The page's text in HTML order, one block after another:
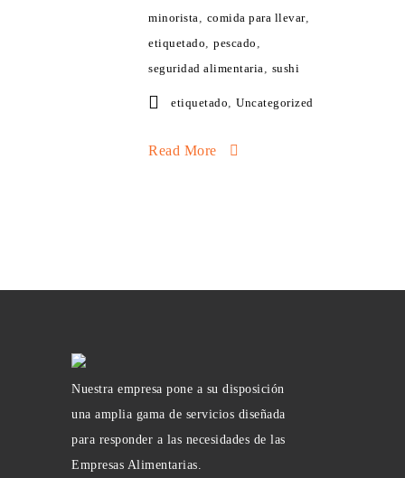
minorista, comida para llevar,
etiquetado, pescado ,
seguridad alimentaria, sushi
etiquetado, Uncategorized
Read More
Nuestra empresa pone a su disposición
una amplia gama de servicios diseñada
para responder a las necesidades de las
Empresas Alimentarias.